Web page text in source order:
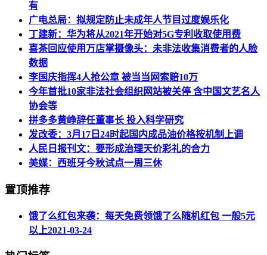
有
广电总局：拟规定防止未成年人节目过度娱乐化
丁建新：华为将从2021年开始对5G专利收取使用费
喜茶回应使用万店掌摄像头：未非法收集消费者的人脸
数据
李国庆指挥4人抢公章 被当当网索赔10万
今年首批10家非法社会组织网站被关停 含中国文艺名人
协会等
拼多多黄峥辞任董事长 投入科学研究
发改委：3月17日24时起国内成品油价格按机制上调
人民日报刊文：要形成治理天价彩礼的合力
美媒：西班牙今秋试点一周三休
置顶推荐
饿了么红包来袭：每天免费领饿了么随机红包 一般5元
以上2021-03-24